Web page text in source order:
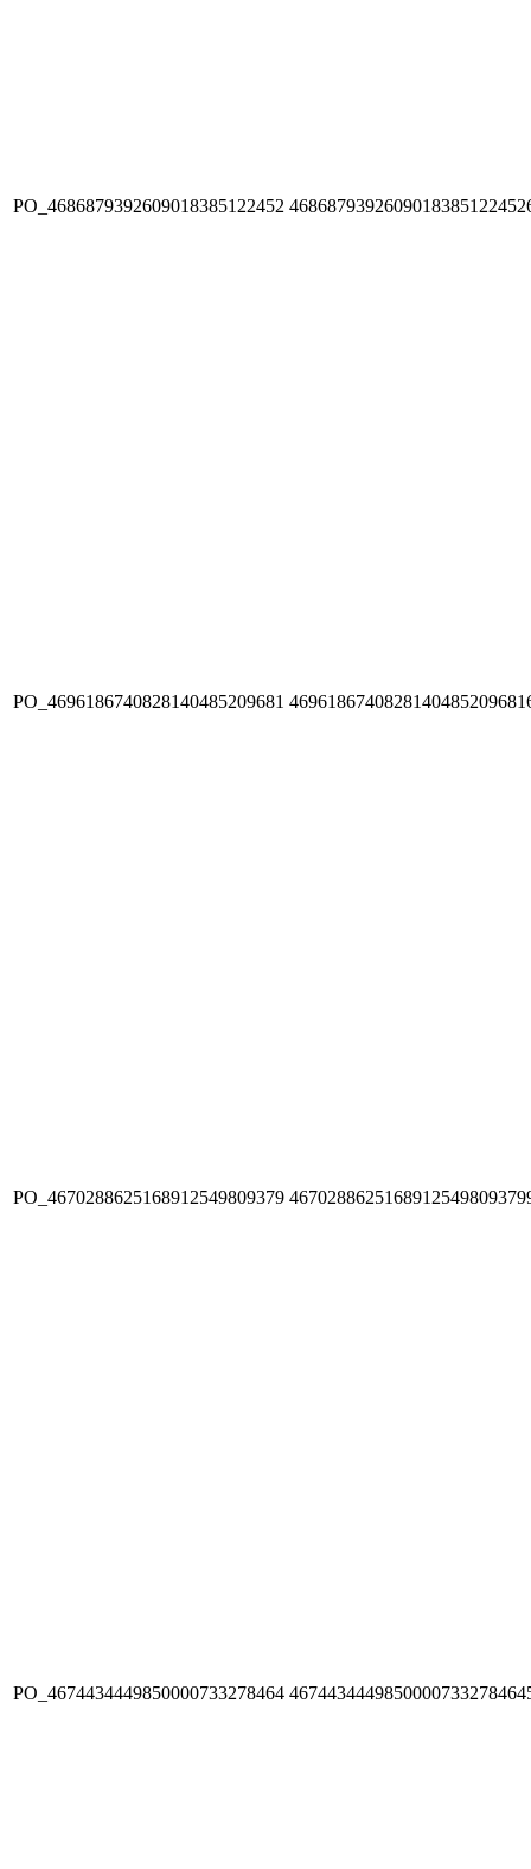
PO_4686879392609018385122452
PO_4696186740828140485209681
PO_4670288625168912549809379
PO_4674434449850000733278464